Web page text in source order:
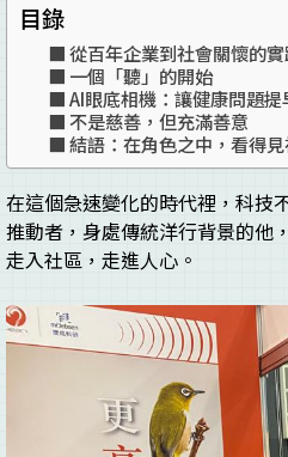
目錄
從百年企業到社會關懷的
一個「聽」的開始
AI眼底相機：讓健康問題
不是慈善，但充滿善意
結語：在角色之中，看得
在這個急速變化的時代裡，科技
推動者，身處傳統洋行背景的他
走入社區，走進人心。